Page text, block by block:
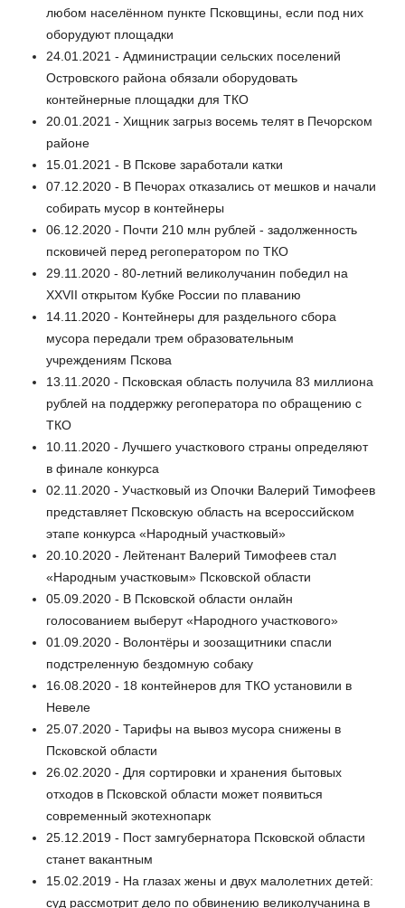
любом населённом пункте Псковщины, если под них
оборудуют площадки
24.01.2021 - Администрации сельских поселений
Островского района обязали оборудовать
контейнерные площадки для ТКО
20.01.2021 - Хищник загрыз восемь телят в Печорском
районе
15.01.2021 - В Пскове заработали катки
07.12.2020 - В Печорах отказались от мешков и начали
собирать мусор в контейнеры
06.12.2020 - Почти 210 млн рублей - задолженность
псковичей перед регоператором по ТКО
29.11.2020 - 80-летний великолучанин победил на
XXVII открытом Кубке России по плаванию
14.11.2020 - Контейнеры для раздельного сбора
мусора передали трем образовательным
учреждениям Пскова
13.11.2020 - Псковская область получила 83 миллиона
рублей на поддержку регоператора по обращению с
ТКО
10.11.2020 - Лучшего участкового страны определяют
в финале конкурса
02.11.2020 - Участковый из Опочки Валерий Тимофеев
представляет Псковскую область на всероссийском
этапе конкурса «Народный участковый»
20.10.2020 - Лейтенант Валерий Тимофеев стал
«Народным участковым» Псковской области
05.09.2020 - В Псковской области онлайн
голосованием выберут «Народного участкового»
01.09.2020 - Волонтёры и зоозащитники спасли
подстреленную бездомную собаку
16.08.2020 - 18 контейнеров для ТКО установили в
Невеле
25.07.2020 - Тарифы на вывоз мусора снижены в
Псковской области
26.02.2020 - Для сортировки и хранения бытовых
отходов в Псковской области может появиться
современный экотехнопарк
25.12.2019 - Пост замгубернатора Псковской области
станет вакантным
15.02.2019 - На глазах жены и двух малолетних детей:
суд рассмотрит дело по обвинению великолучанина в